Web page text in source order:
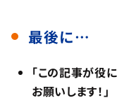
最後に…
「この記事が役
お願いします！」